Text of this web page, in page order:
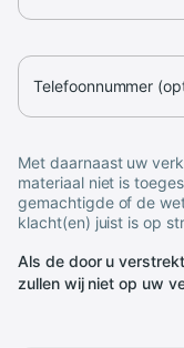
Telefoonnummer
Met daarnaast uw
materiaal niet is
gemachtigde of de
klacht(en) juist is op
Als de door u
zullen wij niet op uw